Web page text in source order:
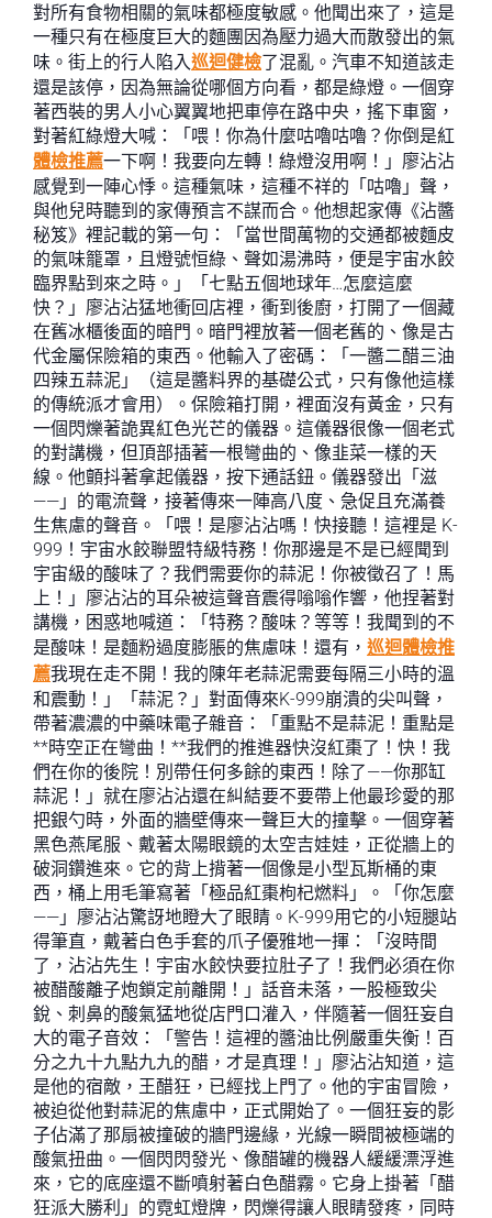
對所有食物相關的氣味都極度敏感。他聞出來了，這是
一種只有在極度巨大的麵團因為壓力過大而散發出的氣
味。街上的行人陷入巡迴健檢了混亂。汽車不知道該走
還是該停，因為無論從哪個方向看，都是綠燈。一個穿
著西裝的男人小心翼翼地把車停在路中央，搖下車窗，
對著紅綠燈大喊：「喂！你為什麼咕嚕咕嚕？你倒是紅
體檢推薦一下啊！我要向左轉！綠燈沒用啊！」廖沾沾
感覺到一陣心悸。這種氣味，這種不祥的「咕嚕」聲，
與他兒時聽到的家傳預言不謀而合。他想起家傳《沾醬
秘笈》裡記載的第一句：「當世間萬物的交通都被麵皮
的氣味籠罩，且燈號恒綠、聲如湯沸時，便是宇宙水餃
臨界點到來之時。」「七點五個地球年…怎麼這麼
快？」廖沾沾猛地衝回店裡，衝到後廚，打開了一個藏
在舊冰櫃後面的暗門。暗門裡放著一個老舊的、像是古
代金屬保險箱的東西。他輸入了密碼：「一醬二醋三油
四辣五蒜泥」（這是醬料界的基礎公式，只有像他這樣
的傳統派才會用）。保險箱打開，裡面沒有黃金，只有
一個閃爍著詭異紅色光芒的儀器。這儀器很像一個老式
的對講機，但頂部插著一根彎曲的、像韭菜一樣的天
線。他顫抖著拿起儀器，按下通話鈕。儀器發出「滋
——」的電流聲，接著傳來一陣高八度、急促且充滿養
生焦慮的聲音。「喂！是廖沾沾嗎！快接聽！這裡是 K-
999！宇宙水餃聯盟特級特務！你那邊是不是已經聞到
宇宙級的酸味了？我們需要你的蒜泥！你被徵召了！馬
上！」廖沾沾的耳朵被這聲音震得嗡嗡作響，他捏著對
講機，困惑地喊道：「特務？酸味？等等！我聞到的不
是酸味！是麵粉過度膨脹的焦慮味！還有， 巡迴體檢推
薦我現在走不開！我的陳年老蒜泥需要每隔三小時的溫
和震動！」「蒜泥？」對面傳來K-999崩潰的尖叫聲，
帶著濃濃的中藥味電子雜音：「重點不是蒜泥！重點是
**時空正在彎曲！**我們的推進器快沒紅棗了！快！我
們在你的後院！別帶任何多餘的東西！除了——你那缸
蒜泥！」就在廖沾沾還在糾結要不要帶上他最珍愛的那
把銀勺時，外面的牆壁傳來一聲巨大的撞擊。一個穿著
黑色燕尾服、戴著太陽眼鏡的太空吉娃娃，正從牆上的
破洞鑽進來。它的背上揹著一個像是小型瓦斯桶的東
西，桶上用毛筆寫著「極品紅棗枸杞燃料」。「你怎麼
——」廖沾沾驚訝地瞪大了眼睛。K-999用它的小短腿站
得筆直，戴著白色手套的爪子優雅地一揮：「沒時間
了，沾沾先生！宇宙水餃快要拉肚子了！我們必須在你
被醋酸離子炮鎖定前離開！」話音未落，一股極致尖
銳、刺鼻的酸氣猛地從店門口灌入，伴隨著一個狂妄自
大的電子音效：「警告！這裡的醬油比例嚴重失衡！百
分之九十九點九九的醋，才是真理！」廖沾沾知道，這
是他的宿敵，王醋狂，已經找上門了。他的宇宙冒險，
被迫從他對蒜泥的焦慮中，正式開始了。一個狂妄的影
子佔滿了那扇被撞破的牆門邊緣，光線一瞬間被極端的
酸氣扭曲。一個閃閃發光、像醋罐的機器人緩緩漂浮進
來，它的底座還不斷噴射著白色醋霧。它身上掛著「醋
狂派大勝利」的霓虹燈牌，閃爍得讓人眼睛發疼，同時